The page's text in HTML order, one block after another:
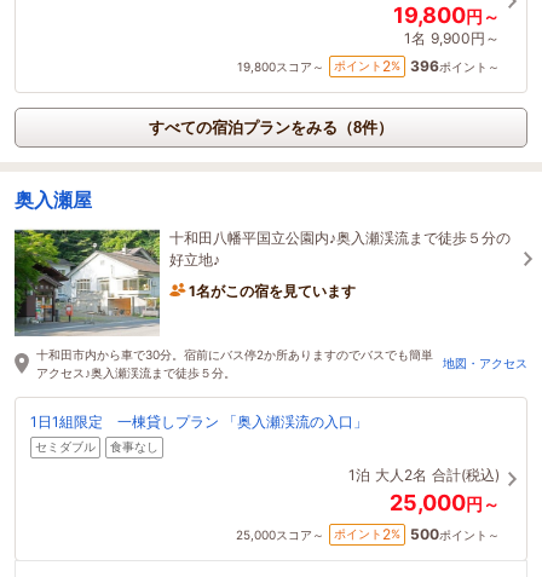
19,800円～
1名 9,900円～
19,800スコア～ ポイント 2% 396ポイント～
すべての宿泊プランをみる（8件）
奥入瀬屋
十和田八幡平国立公園内♪奥入瀬渓流まで徒歩５分の
好立地♪
1名がこの宿を見ています
十和田市内から車で30分。宿前にバス停2か所ありますのでバスでも簡単
アクセス♪奥入瀬渓流まで徒歩５分。
地図・アクセス
1日1組限定 一棟貸しプラン 「奥入瀬渓流の入口」
セミダブル 食事なし
1泊 大人2名 合計(税込)
25,000円～
25,000スコア～ ポイント 2% 500ポイント～